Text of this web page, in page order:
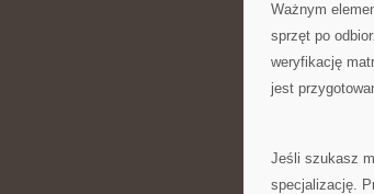
Ważnym
sprzęt po
weryfikację
jest
Jeśli szukasz
specjalizację.